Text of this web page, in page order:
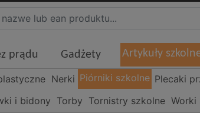
prądu Gadżety Artykuły
Nerki Piórniki szkolne Plecaki
i bidony Torby Tornistry szkolne Worki